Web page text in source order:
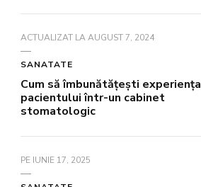
ACTUALIZAT LAAUGUST 7, 2024
SANATATE
Cum să îmbunătățești experiența
pacientului într-un cabinet
stomatologic
PE IUNIE 17, 2025